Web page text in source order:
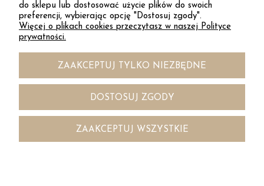
KONTAKT
INFORMACJE
DOSTAWA
  
do sklepu lub dostosować użycie plików do swoich
preferencji, wybierając opcję "Dostosuj zgody".
Więcej o plikach cookies przeczytasz w naszej Polityce
prywatności.
ZAAKCEPTUJ TYLKO NIEZBĘDNE
DOSTOSUJ ZGODY
ZAAKCEPTUJ WSZYSTKIE